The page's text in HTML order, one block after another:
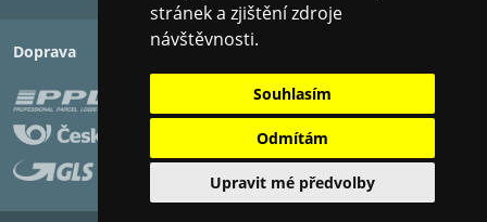
stránek a zjištění zdroje
návštěvnosti.
Souhlasím
Odmítám
Upravit mé předvolby
Doprava Platba